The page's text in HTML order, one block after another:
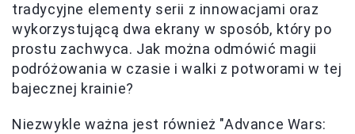
tradycyjne elementy serii z innowacjami oraz
wykorzystującą dwa ekrany w sposób, który po
prostu zachwyca. Jak można odmówić magii
podróżowania w czasie i walki z potworami w tej
bajecznej krainie?
Niezwykle ważna jest również "Advance Wars: